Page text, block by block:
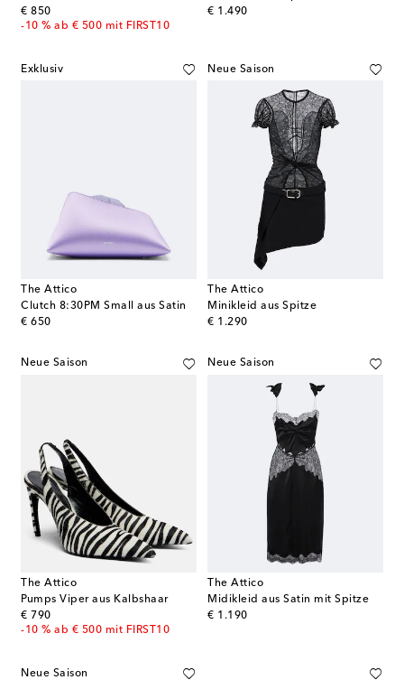
€ 850
original price
-10 % ab € 500 mit FIRST10
€ 1.490
original price
Exklusiv
The Attico
Clutch 8:30PM Small aus Satin
€ 650
original price
Neue Saison
The Attico
Minikleid aus Spitze
€ 1.290
original price
Neue Saison
The Attico
Pumps Viper aus Kalbshaar
€ 790
original price
-10 % ab € 500 mit FIRST10
Neue Saison
The Attico
Midikleid aus Satin mit Spitze
€ 1.190
original price
Neue Saison